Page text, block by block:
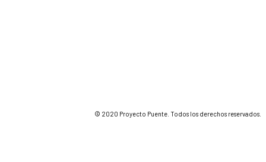
© 2020 Proyecto Puente. Todos los derechos reservados.